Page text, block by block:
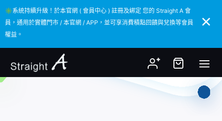
✳️系統持續升級！於本官網 ( 會員中心 ) 註冊及綁定 您的 Straight A 會
員，通用於實體門市 / 本官網 / APP，並可享消費積點回饋與兌換等會員
權益。
✳️系統持續升級！於本官網 ( 會員中心 ) 註冊及綁定 您的 Straight A 會
員，通用於實體門市 / 本官網 / APP，並可享消費積點回饋與兌換等會員
權益。